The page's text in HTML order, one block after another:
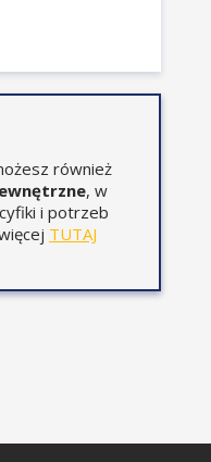
prostych makr.
edycja
kodu
do
również
, w
i potrzeb
TUTAJ